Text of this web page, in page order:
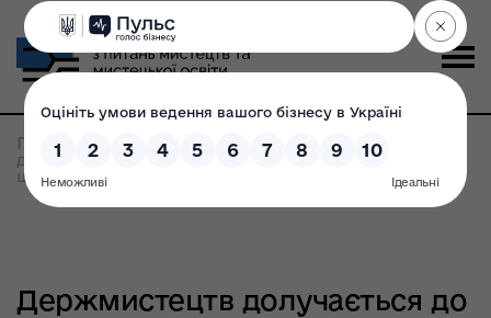
Головна Всі новини >
Держмистецтв
долучається до акції та передає книги для
шпиталів
Держмистецтв долучається до